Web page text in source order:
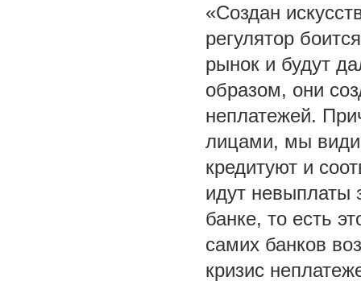
«Создан
регулятор
рынок и будут
образом, они
неплатежей.
лицами, мы
кредитуют и
идут невыплаты
банке, то есть
самих банков
кризис